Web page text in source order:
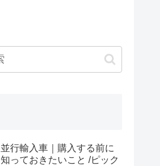
並行輸入車｜購入する前に
知っておきたいこと /ピック